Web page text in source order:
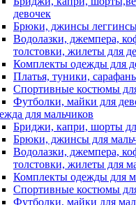
девочек
Брюки, джинсы леггинсы
Водолазки, джемпера,
толстовки, жилеты для
Комплекты одежды для
Платья, туники,
Спортивные костюмы
Футболки, майки для
для мальчиков
Бриджи, капри, шорты
Брюки, джинсы для
Водолазки, джемпера,
толстовки, жилеты для
Комплекты одежды для
Спортивные костюмы
Футболки, майки для